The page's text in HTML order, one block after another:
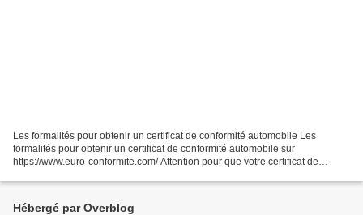
Les formalités pour obtenir un certificat de conformité automobile Les
formalités pour obtenir un certificat de conformité automobile sur
https://www.euro-conformite.com/ Attention pour que votre certificat de
Hébergé par Overblog